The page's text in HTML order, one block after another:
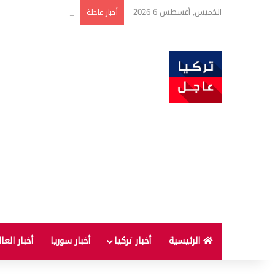
الخميس, أغسطس 6 2026 أخبار عاجلة حدث فريد من نوعه بين
الرئيسية أخبار تركيا أخبار سوريا أخبار